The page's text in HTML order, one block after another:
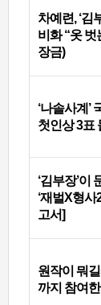
차예련, ‘김
비화 “옷 벗
장금)
‘나솔사계’
첫인상 3표
‘김부장’이
‘재벌X형사
고서]
원작이 뭐
까지 참여